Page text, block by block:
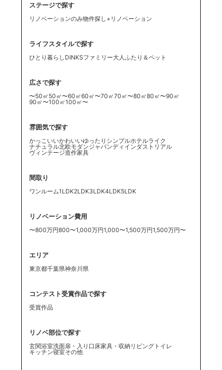
ステージで探す
リノベーションのみ物件探し+リノベーション
ライフスタイルで探す
ひとり暮らし DINKSファミリー大人ふたり ＆ペット
広さで探す
〜50㎡ 50㎡〜60㎡60㎡〜70㎡70㎡〜80㎡80㎡〜90㎡
90㎡〜100㎡100㎡〜
雰囲気で探す
かっこいいかわいいゆったり シンプルホテルライク
ナチュラル北欧モダンジャパンディ インダストリアル
ヴィンテージ造作家具
間取り
ワンルーム1LDK2LDK3LDK4LDK5LDK
リノベーション費用
〜800万円800〜1,000万円1,000〜1,500万円1,500万円〜
エリア
東京都千葉県神奈川県
コンテスト受賞作品で探す
受賞作品
リノベ部位で探す
玄関浴室洗面扉・入り口 床家具・収納リビングトイレ
キッチン寝室その他